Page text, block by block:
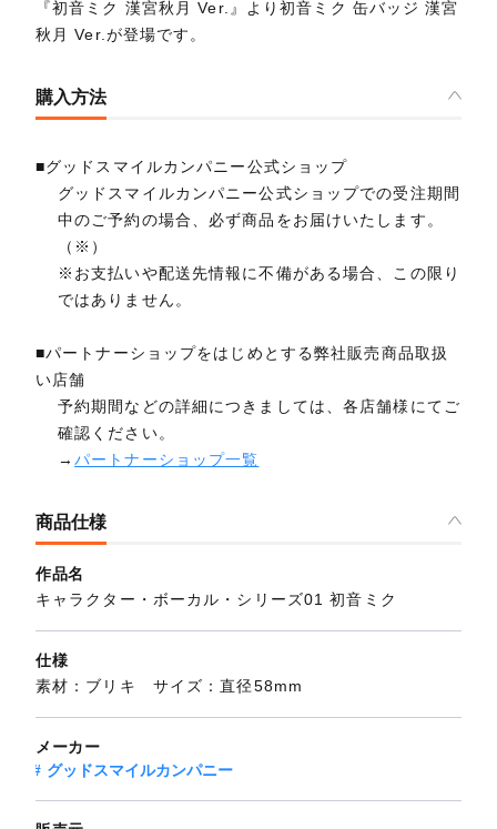
『初音ミク 漢宮秋月 Ver.』より初音ミク 缶バッジ 漢宮
秋月 Ver.が登場です。
購入方法
■グッドスマイルカンパニー公式ショップ
グッドスマイルカンパニー公式ショップでの受注期間
中のご予約の場合、必ず商品をお届けいたします。
（※）
※お支払いや配送先情報に不備がある場合、この限り
ではありません。
■パートナーショップをはじめとする弊社販売商品取扱
い店舗
予約期間などの詳細につきましては、各店舗様にてご
確認ください。
→パートナーショップ一覧
商品仕様
作品名
キャラクター・ボーカル・シリーズ01 初音ミク
仕様
素材：ブリキ サイズ：直径58mm
メーカー
グッドスマイルカンパニー